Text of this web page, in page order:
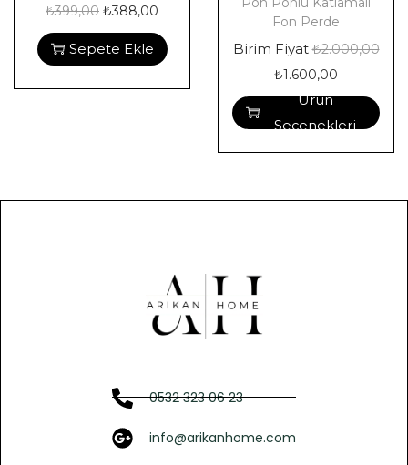
₺399,00 ₺388,00
Sepete Ekle
Fon Perde
Birim Fiyat₺2.000,00
₺1.600,00
Ürün
Seçenekleri
0532 323 06 23
info@arikanhome.com